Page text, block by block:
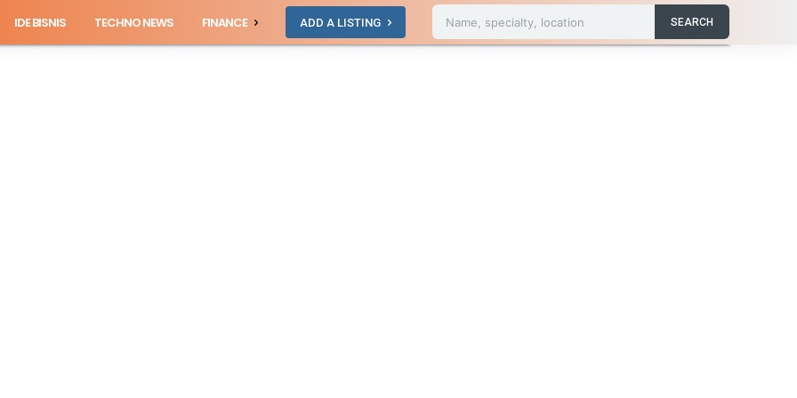
IDE BISNIS TECHNO NEWS FINANCE ADD A LISTING Name, specialty, location SEARCH